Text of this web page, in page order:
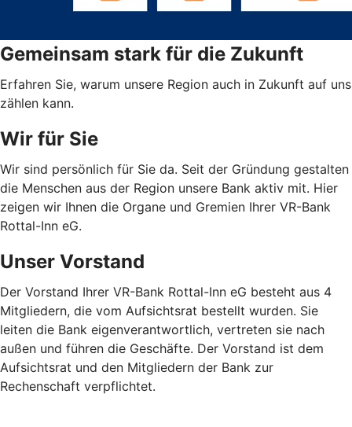
Gemeinsam stark für die Zukunft
Erfahren Sie, warum unsere Region auch in Zukunft auf uns
zählen kann.
Wir für Sie
Wir sind persönlich für Sie da. Seit der Gründung gestalten
die Menschen aus der Region unsere Bank aktiv mit. Hier
zeigen wir Ihnen die Organe und Gremien Ihrer VR-Bank
Rottal-Inn eG.
Unser Vorstand
Der Vorstand Ihrer VR-Bank Rottal-Inn eG besteht aus 4
Mitgliedern, die vom Aufsichtsrat bestellt wurden. Sie
leiten die Bank eigenverantwortlich, vertreten sie nach
außen und führen die Geschäfte. Der Vorstand ist dem
Aufsichtsrat und den Mitgliedern der Bank zur
Rechenschaft verpflichtet.